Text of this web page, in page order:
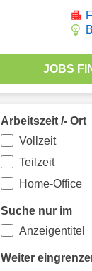
Arbeitszeit /- Ort
Vollzeit
Teilzeit
Home-Office
Suche nur im
Anzeigentitel
Weiter